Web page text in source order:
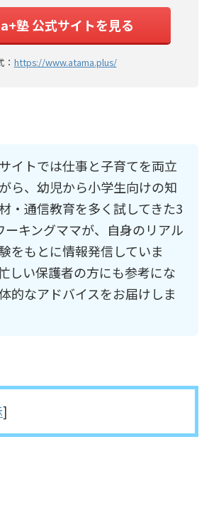
塾 公式サイトを見る
： https://www.atama.plus/
イトでは仕事と子育てを両立
ら、幼児から小学生向けの知
・通信教育を多く試してきた3
ーキングママが、自身のリアル
をもとに情報発信していま
しい保護者の方にも参考にな
的なアドバイスをお届けしま
]